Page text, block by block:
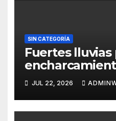
SIN CATEGORÍA
Fuertes lluvias
un árbol, sin
Acapulco
JUL 22, 2026